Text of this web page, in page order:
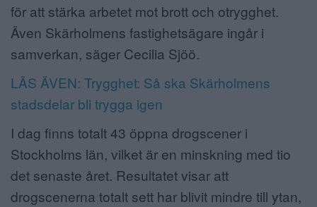
för att stärka arbetet mot brott och otrygghet.
Även Skärholmens fastighetsägare ingår i
samverkan, säger Cecilia Sjöö.
LÄS ÄVEN: Trygghet: Så ska Skärholmens
stadsdelar bli trygga igen
I dag finns totalt 43 öppna drogscener i
Stockholms län, vilket är en minskning med tio
det senaste året. Resultatet visar att
drogscenerna totalt sett har blivit mindre till ytan,